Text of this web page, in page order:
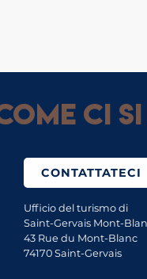
ci
CONTATTATECI
Ufficio del turismo di
Saint-Gervais Mont-
43 Rue du Mont-Blanc
74170 Saint-Gervais